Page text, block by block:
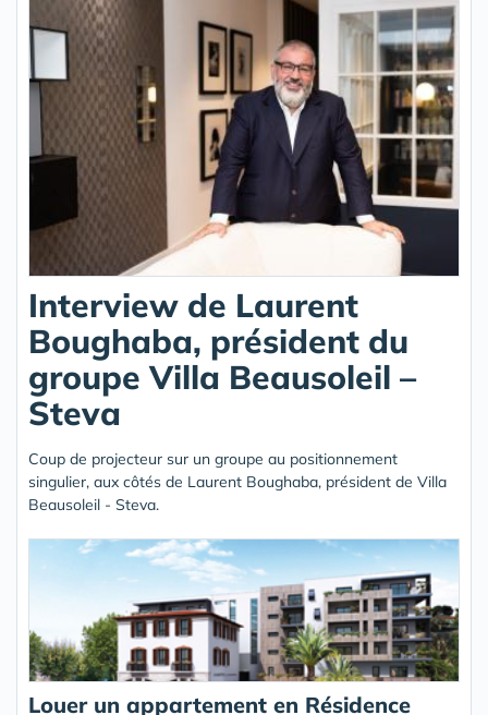
Interview de Laurent
Boughaba, président du
groupe Villa Beausoleil –
Steva
Coup de projecteur sur un groupe au positionnement
singulier, aux côtés de Laurent Boughaba, président de Villa
Beausoleil - Steva.
Louer un appartement en Résidence